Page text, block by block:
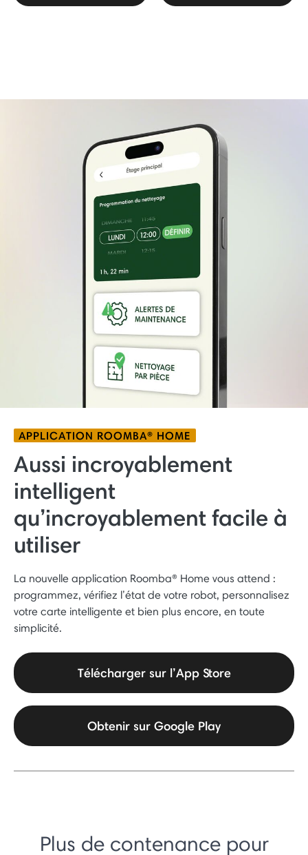
APPLICATION ROOMBA® HOME
Aussi incroyablement
intelligent
qu’incroyablement facile à
utiliser
La nouvelle application Roomba® Home vous attend :
programmez, vérifiez l’état de votre robot, personnalisez
votre carte intelligente et bien plus encore, en toute
simplicité.
Télécharger sur l’App Store
Obtenir sur Google Play
Plus de contenance pour